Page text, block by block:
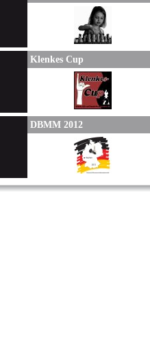
Klenkes Cup
DBMM 2012